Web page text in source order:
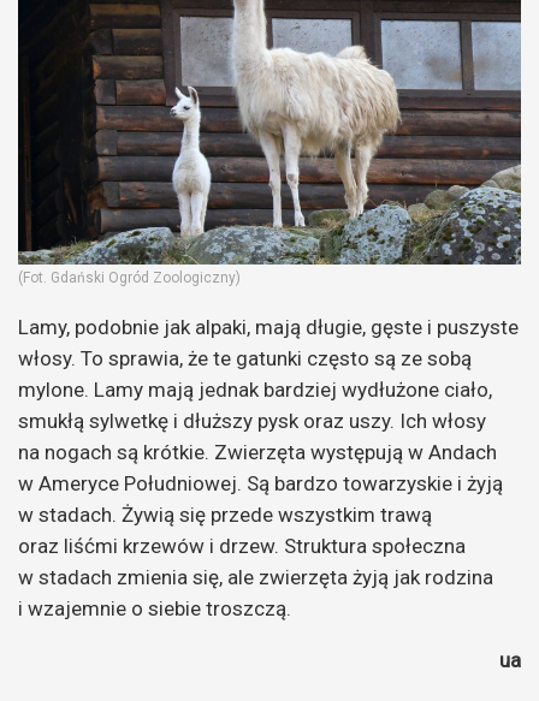
(Fot. Gdański Ogród Zoologiczny)
Lamy, podobnie jak alpaki, mają długie, gęste i puszyste
włosy. To sprawia, że te gatunki często są ze sobą
mylone. Lamy mają jednak bardziej wydłużone ciało,
smukłą sylwetkę i dłuższy pysk oraz uszy. Ich włosy
na nogach są krótkie. Zwierzęta występują w Andach
w Ameryce Południowej. Są bardzo towarzyskie i żyją
w stadach. Żywią się przede wszystkim trawą
oraz liśćmi krzewów i drzew. Struktura społeczna
w stadach zmienia się, ale zwierzęta żyją jak rodzina
i wzajemnie o siebie troszczą.
ua